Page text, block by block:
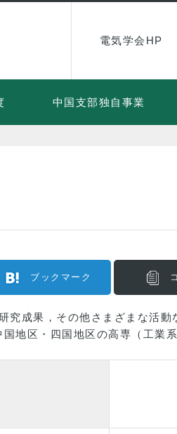
電気学会HP
中国支部独自事業
ブックマーク
成果，その他さまざまな活
地区・四国地区の高専（工業